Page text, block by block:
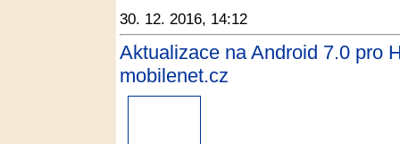
30. 12. 2016, 14:12
Aktualizace na Android 7.0 pro
mobilenet.cz